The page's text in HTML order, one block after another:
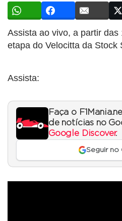
Assista ao vivo, a partir das
etapa do Velocitta da Stock
Assista:
Faça o
de notícias no
Google Discover.
Seguir no